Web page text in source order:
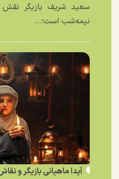
سعید شریف بازیگر نقش
نیمه‌شب است؛...
آیدا ماهیانی بازیگر و